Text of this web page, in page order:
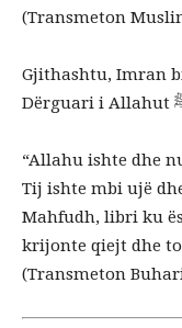
(Transmeton
Gjithashtu, Imran
“Allahu ishte dhe
Tij ishte mbi ujë
Mahfudh, libri ku
krijonte qiejt dhe
(Transmeton